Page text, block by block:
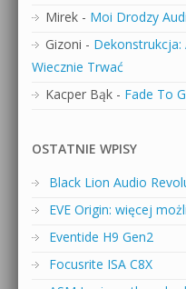
Mirek - Moi Drodzy
Gizoni - Dekonstrukcja:
Wiecznie Trwać
Kacper Bąk - Fade To
OSTATNIE WPISY
Black Lion Audio
EVE Origin: więcej
Eventide H9 Gen2
Focusrite ISA C8X